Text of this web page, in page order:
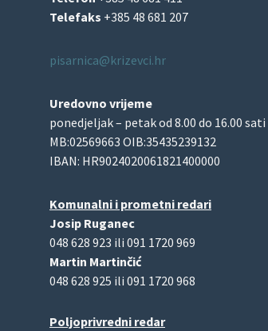
Telefaks +385 48 681 207
pisarnica@krizevci.hr
Uredovno vrijeme
ponedjeljak – petak od 8.00 do 16.00 sati
MB:02569663 OIB:35435239132
IBAN: HR9024020061821400000
Komunalni i prometni redari
Josip Ruganec
048 628 923 ili 091 1720 969
Martin Martinčić
048 628 925 ili 091 1720 968
Poljoprivredni redar